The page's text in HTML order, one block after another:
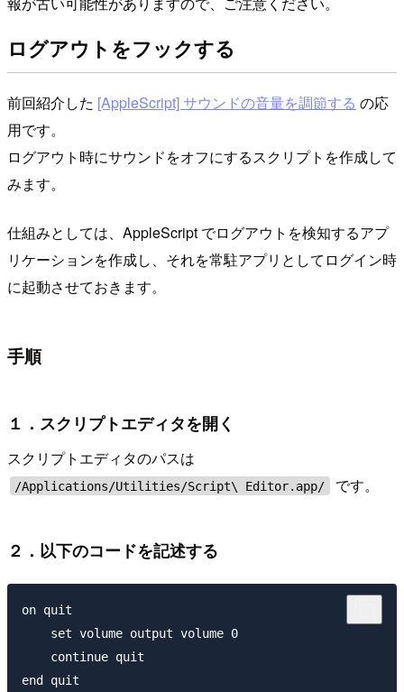
ログアウトをフックする
前回紹介した [AppleScript] サウンドの音量を調節する の応
用です。
ログアウト時にサウンドをオフにするスクリプトを作成して
みます。
仕組みとしては、AppleScript でログアウトを検知するアプ
リケーションを作成し、それを常駐アプリとしてログイン時
に起動させておきます。
手順
１．スクリプトエディタを開く
スクリプトエディタのパスは
/Applications/Utilities/Script\ Editor.app/ です。
２．以下のコードを記述する
on quit
    set volume output volume 0
    continue quit